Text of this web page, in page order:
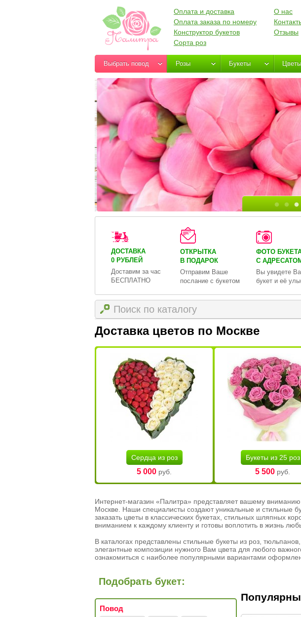
Оплата и доставка
Оплата заказа по номеру
Конструктор букетов
Сорта роз
О нас
Отзывы
Выбрать повод Розы Букеты
ДОСТАВКА
0 РУБЛЕЙ
Доставим за час
БЕСПЛАТНО
ОТКРЫТКА
В ПОДАРОК
Отправим Ваше
послание с букетом
ФОТО
С
Вы увидете
букет и её
Доставка цветов по Москве
Сердца из роз
5 000 руб.
Букеты из 25 роз
5 500 руб.
Интернет-магазин «Палитра» представляет вашему
Москве. Наши специалисты создают уникальные и стильные
заказать цветы в классических букетах, стильных шляпных
вниманием к каждому клиенту и готовы воплотить в жизнь
В каталогах представлены стильные букеты из роз,
элегантные композиции нужного Вам цвета для любого
ознакомиться с наиболее популярными вариантами
Подобрать букет:
Повод